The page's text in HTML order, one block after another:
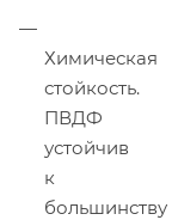
Химическая
стойкость.
ПВДФ
устойчив
к
большинству